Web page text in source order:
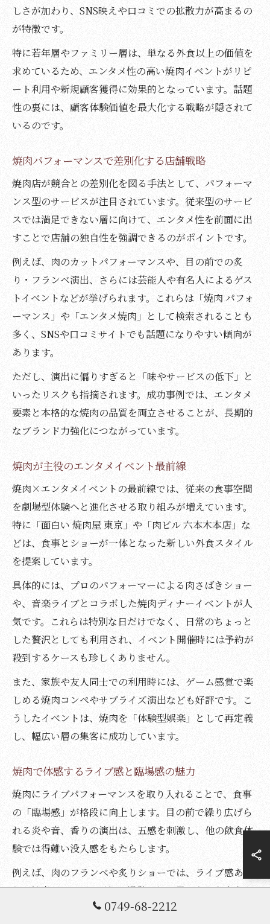
しさが加わり、SNS映えや口コミでの拡散力が高まるの
が特徴です。
特に若年層やファミリー層は、単なる外食以上の価値を
求めているため、エンタメ性の高い焼肉イベントがリピ
ート利用や新規顧客獲得に効果的となっています。話題
性の裏には、顧客体験価値を最大化する戦略が隠されて
いるのです。
焼肉パフォーマンスで差別化する店舗戦略
焼肉店が競合との差別化を図る手法として、パフォーマ
ンス型のサービスが注目されています。従来型のサービ
スでは満足できない層に向けて、エンタメ性を前面に出
すことで店舗の独自性を強調できるのがポイントです。
例えば、肉のカットパフォーマンスや、目の前での炙
り・フランベ演出、さらには芸能人や有名人によるゲス
トイベントなどが挙げられます。これらは「焼肉 パフォ
ーマンス」や「エンタメ焼肉」として検索されることも
多く、SNSや口コミサイトでも話題になりやすい傾向が
あります。
ただし、演出に偏りすぎると「味やサービスの低下」と
いったリスクも指摘されます。成功事例では、エンタメ
要素と本格的な焼肉の品質を両立させることが、長期的
なブランド力強化につながっています。
焼肉が主役のエンタメイベント最前線
焼肉×エンタメイベントの最前線では、従来の食事空間
を劇場型体験へと進化させる取り組みが増えています。
特に「面白い 焼肉屋 東京」や「肉ビル 六本木本店」な
どは、食事とショーが一体となった新しい外食スタイル
を提案しています。
具体的には、プロのパフォーマーによる肉さばきショー
や、音楽ライブとコラボした焼肉ディナーイベントが人
気です。これらは特別な日だけでなく、日常のちょっと
した贅沢としても利用され、イベント開催時には予約が
殺到するケースも珍しくありません。
また、家族や友人同士での利用時には、ゲーム感覚で楽
しめる焼肉コンペやサプライズ演出なども好評です。こ
うしたイベントは、焼肉を「体験型娯楽」として再定義
し、幅広い層の集客に成功しています。
焼肉で体感するライブ感と臨場感の魅力
焼肉にライブパフォーマンスを取り入れることで、食事
の「臨場感」が格段に向上します。目の前で繰り広げら
れる炎や音、香りの演出は、五感を刺激し、他の飲食体
験では得難い没入感をもたらします。
例えば、肉のフランベや炙りショーでは、ライブ感あふ
れる演出がテーブルごとに提供され、子どもから大人ま
で一体となって盛り上がることができます。「焼肉 天 東
0749-68-2212